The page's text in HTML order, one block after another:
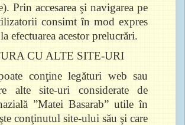
Prin accesarea şi navigarea pe
consimt în mod expres
efectuarea acestor prelucrări.
CU ALTE SITE-URI
conţine legături web sau
alte site-uri considerate de
”Matei Basarab” utile în
conţinutul site-ului său şi care